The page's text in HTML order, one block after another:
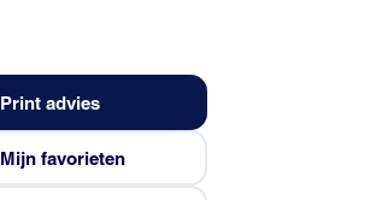
Print advies
Mijn favorieten